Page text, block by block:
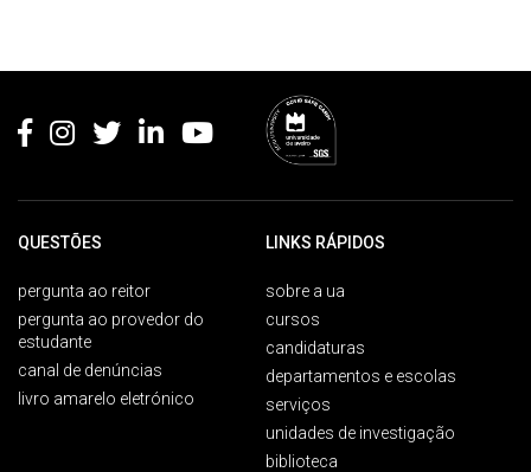
QUESTÕES
pergunta ao reitor
pergunta ao provedor do
estudante
canal de denúncias
livro amarelo eletrónico
LINKS RÁPIDOS
sobre a ua
cursos
candidaturas
departamentos e escolas
serviços
unidades de investigação
biblioteca